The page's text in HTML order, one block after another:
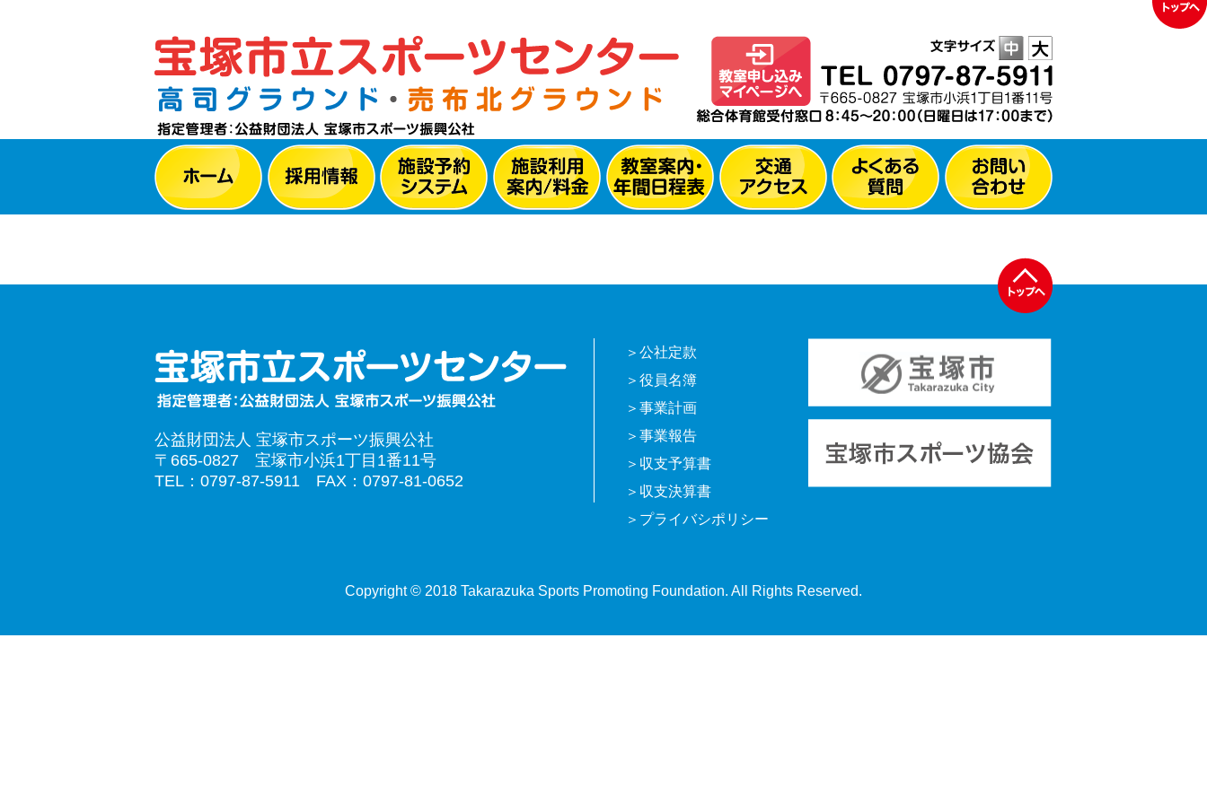
公益財団法人 宝塚市スポーツ振興公社
〒665-0827 宝塚市小浜1丁目1番11号
TEL：0797-87-5911 FAX：0797-81-0652
公社定款
役員名簿
事業計画
事業報告
収支予算書
収支決算書
プライバシポリシー
Copyright © 2018 Takarazuka Sports Promoting Foundation. All Rights Reserved.